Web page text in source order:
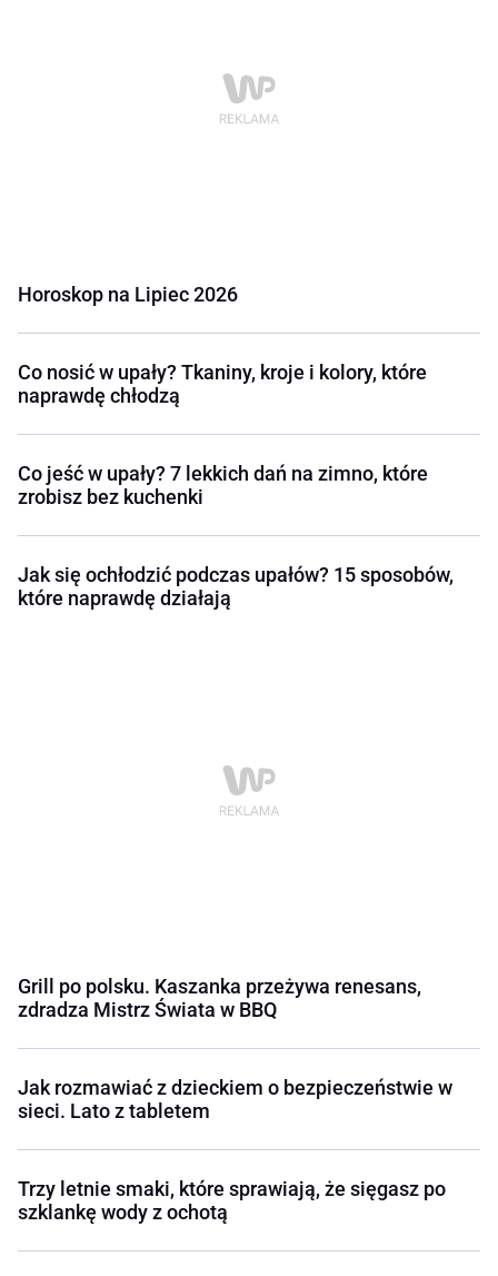
Horoskop na Lipiec 2026
Co nosić w upały? Tkaniny, kroje i kolory, które
naprawdę chłodzą
Co jeść w upały? 7 lekkich dań na zimno, które
zrobisz bez kuchenki
Jak się ochłodzić podczas upałów? 15 sposobów,
które naprawdę działają
Grill po polsku. Kaszanka przeżywa renesans,
zdradza Mistrz Świata w BBQ
Jak rozmawiać z dzieckiem o bezpieczeństwie w
sieci. Lato z tabletem
Trzy letnie smaki, które sprawiają, że sięgasz po
szklankę wody z ochotą